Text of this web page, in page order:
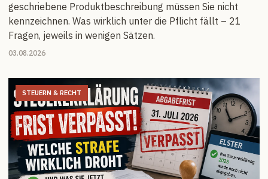
geschriebene Produktbeschreibung müssen Sie nicht
kennzeichnen. Was wirklich unter die Pflicht fällt – 21
Fragen, jeweils in wenigen Sätzen.
03.08.2026
STEUERN & RECHT